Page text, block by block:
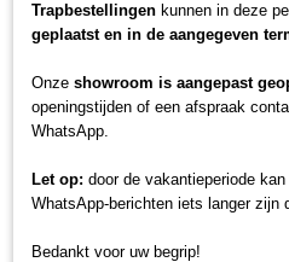
Trapbestellingen kunnen in deze
geplaatst en in de aangegeven
Onze showroom is aangepast
openingstijden of een afspraak
WhatsApp.
Let op: door de vakantieperiode
WhatsApp-berichten iets langer zijn
Bedankt voor uw begrip!